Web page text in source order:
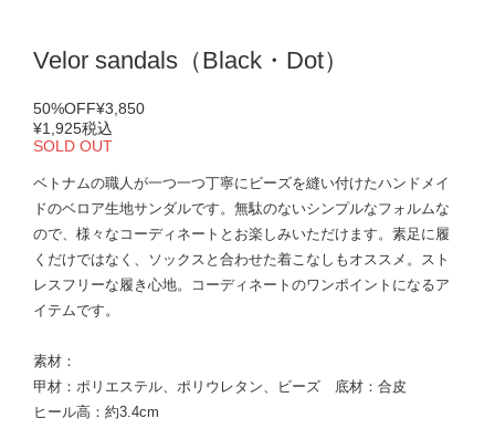
Velor sandals（Black・Dot）
50%OFF¥3,850
¥1,925税込
SOLD OUT
ベトナムの職人が一つ一つ丁寧にビーズを縫い付けたハンドメイ
ドのベロア生地サンダルです。無駄のないシンプルなフォルムな
ので、様々なコーディネートとお楽しみいただけます。素足に履
くだけではなく、ソックスと合わせた着こなしもオススメ。スト
レスフリーな履き心地。コーディネートのワンポイントになるア
イテムです。
素材：
甲材：ポリエステル、ポリウレタン、ビーズ 底材：合皮
ヒール高：約3.4cm